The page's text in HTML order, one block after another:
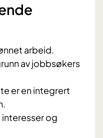
arbeid.
av jobbsøkers
er en integrert
og